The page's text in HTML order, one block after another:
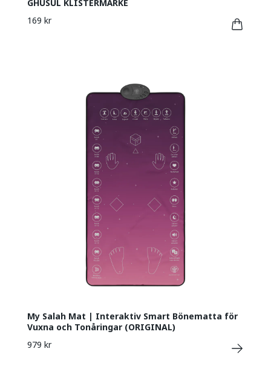
GHUSUL KLISTERMÄRKE
169 kr
My Salah Mat | Interaktiv Smart Bönematta för
Vuxna och Tonåringar (ORIGINAL)
979 kr